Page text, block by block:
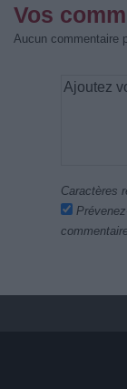
Vos
Aucun commentaire
Caractères